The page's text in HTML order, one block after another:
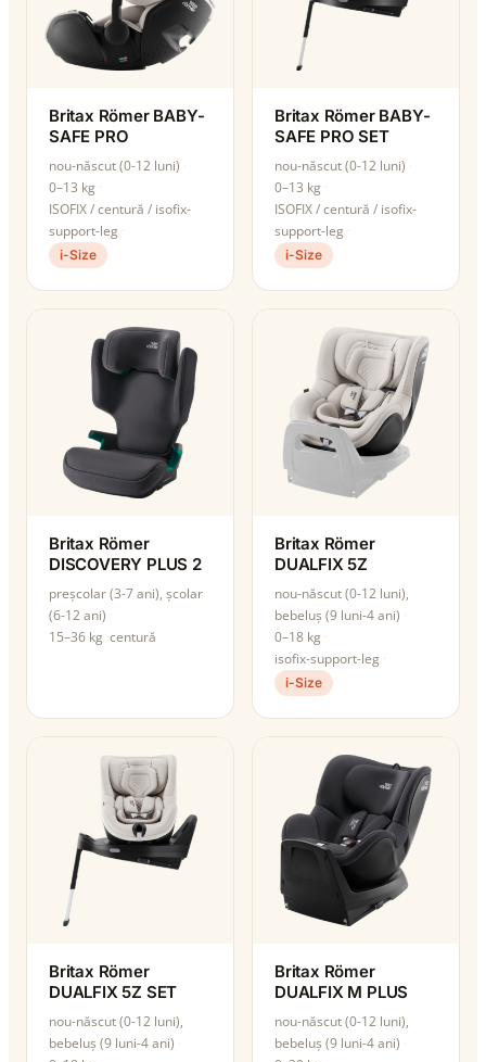
Britax Römer BABY-
SAFE PRO
nou-născut (0-12 luni)
0–13 kg
ISOFIX / centură / isofix-
support-leg
i-Size
Britax Römer BABY-
SAFE PRO SET
nou-născut (0-12 luni)
0–13 kg
ISOFIX / centură / isofix-
support-leg
i-Size
Britax Römer
DISCOVERY PLUS 2
preșcolar (3-7 ani), școlar
(6-12 ani)
15–36 kg centură
Britax Römer
DUALFIX 5Z
nou-născut (0-12 luni),
bebeluș (9 luni-4 ani)
0–18 kg
isofix-support-leg
i-Size
Britax Römer
DUALFIX 5Z SET
nou-născut (0-12 luni),
bebeluș (9 luni-4 ani)
Britax Römer
DUALFIX M PLUS
nou-născut (0-12 luni),
bebeluș (9 luni-4 ani)